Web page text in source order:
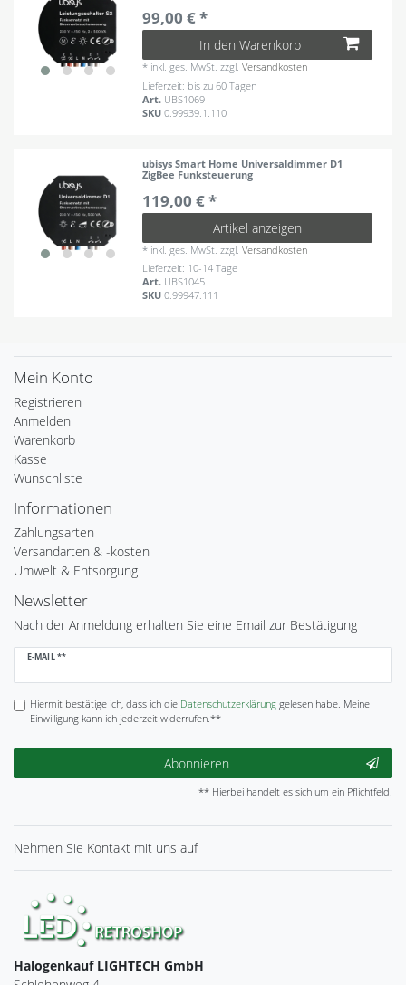
99,00 € *
In den Warenkorb
* inkl. ges. MwSt. zzgl.Versandkosten
Lieferzeit: bis zu 60 Tagen
Art. UBS1069
SKU0.99939.1.110
ubisys Smart Home Universaldimmer D1
ZigBee Funksteuerung
119,00 € *
Artikel anzeigen
* inkl. ges. MwSt. zzgl.Versandkosten
Lieferzeit: 10-14 Tage
Art. UBS1045
SKU0.99947.111
Mein Konto
Registrieren
Anmelden
Warenkorb
Kasse
Wunschliste
Informationen
Zahlungsarten
Versandarten & -kosten
Umwelt & Entsorgung
Newsletter
Nach der Anmeldung erhalten Sie eine Email zur Bestätigung
E-MAIL **
Newsletter
Hiermit bestätige ich, dass ich die Daten­schutz­erklärunggelesen habe. Meine
Einwilligung kann ich jederzeit widerrufen.**
Abonnieren
** Hierbei handelt es sich um ein Pflichtfeld.
Nehmen Sie Kontakt mit uns auf
Halogenkauf LIGHTECH GmbH